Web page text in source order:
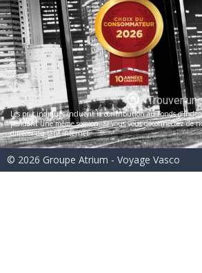
Trouver
Les prix indiqués incluent la contribution au Fonds
pendant une même session. Si vous vous déconnectez
différer du tarif internet.
© 2026 Groupe Atrium - Voyage Vasco